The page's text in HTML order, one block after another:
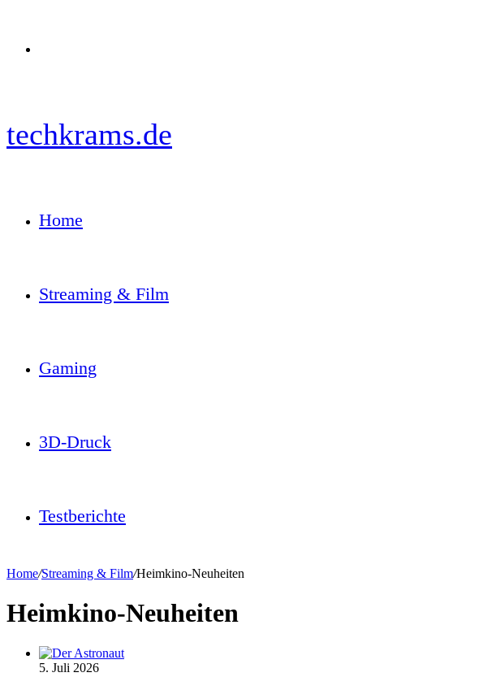
techkrams.de
Home
Streaming & Film
Gaming
3D-Druck
Testberichte
Home/Streaming & Film/Heimkino-Neuheiten
Heimkino-Neuheiten
5. Juli 2026